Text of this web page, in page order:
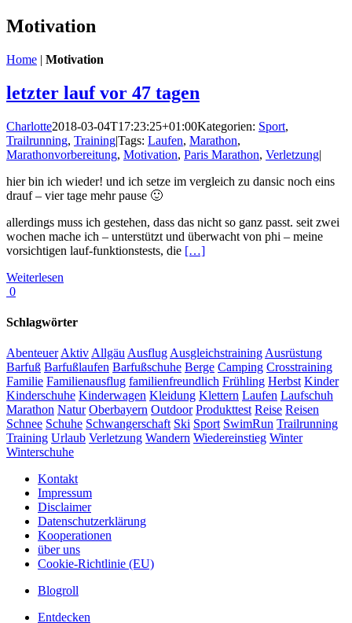
Motivation
Home | Motivation
letzter lauf vor 47 tagen
Charlotte2018-03-04T17:23:25+01:00Kategorien: Sport,
Trailrunning, Training|Tags: Laufen, Marathon,
Marathonvorbereitung, Motivation, Paris Marathon, Verletzung|
hier bin ich wieder! und ich setze im vergleich zu dansic noch eins
drauf – vier tage mehr pause 🙂
allerdings muss ich gestehen, dass das nicht so ganz passt. seit zwei
wochen mache ich – unterstützt und überwacht von phi – meine
vorsichtigen lauf-funktionstests, die […]
Weiterlesen
0
Schlagwörter
Abenteuer Aktiv Allgäu Ausflug Ausgleichstraining Ausrüstung
Barfuß Barfußlaufen Barfußschuhe Berge Camping Crosstraining
Familie Familienausflug familienfreundlich Frühling Herbst Kinder
Kinderschuhe Kinderwagen Kleidung Klettern Laufen Laufschuh
Marathon Natur Oberbayern Outdoor Produkttest Reise Reisen
Schnee Schuhe Schwangerschaft Ski Sport SwimRun Trailrunning
Training Urlaub Verletzung Wandern Wiedereinstieg Winter
Winterschuhe
Kontakt
Impressum
Disclaimer
Datenschutzerklärung
Kooperationen
über uns
Cookie-Richtlinie (EU)
Blogroll
Entdecken